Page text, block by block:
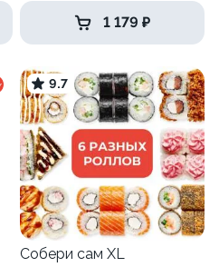
1 179 ₽
9.7
Собери сам XL